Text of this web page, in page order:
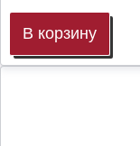
В корзину